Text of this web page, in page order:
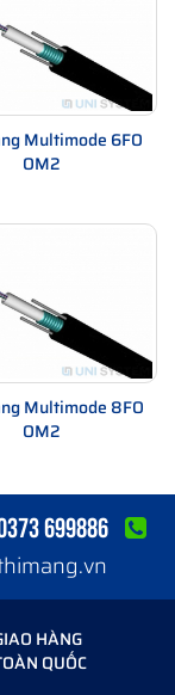
Multimode 6FO
OM2
Multimode 8FO
OM2
699886
HÀNG
QUỐC